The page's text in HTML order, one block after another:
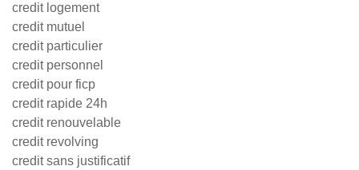
credit logement
credit mutuel
credit particulier
credit personnel
credit pour ficp
credit rapide 24h
credit renouvelable
credit revolving
credit sans justificatif